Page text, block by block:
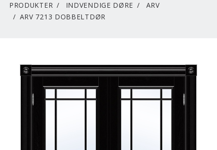
PRODUKTER INDVENDIGE DØRE
ARV
ARV 7213 DOBBELTDØR